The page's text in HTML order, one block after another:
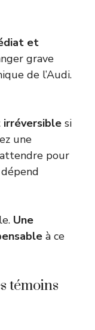
et
grave
de l’Audi.
irréversible si
une
pour
Une
à ce
témoins